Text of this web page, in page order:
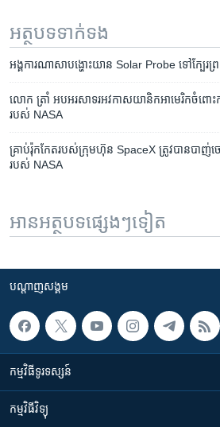
អត្ថបទ​ទាក់ទង
អង្គការ​ណាសា​បង្ហោះ​យាន​ Solar Probe ​ទៅក្បែរ​ព្រ
លោក ត្រាំ​ អបអរសាទរ​អវកាសយានិក​អាមេរិក​ចំពោ
របស់​ NASA
គ្រាប់​រ៉ុកកែតរបស់​ក្រុមហ៊ុន ​SpaceX ​​ត្រូវ​បាន​ប
របស់​ NASA
អានអត្ថបទផ្សេងៗទៀត
បណ្តាញ​សង្គម
កម្មវិធី​ទូរទស្សន៍
កម្មវិធី​វិទ្យុ